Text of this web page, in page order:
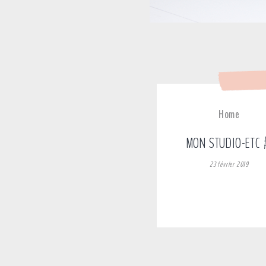
Home
MON STUDIO-ETC
23 février 2019